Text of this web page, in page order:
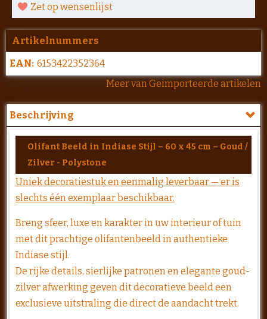
Zet op wensenlijst
Artikelnummers
EAN: 6153422352364
Meer van Geimporteerde artikelen
Beschrijving
Olifant Beeld in Indiase Stijl – 60 x 45 cm – Goud /
Zilver - Polystone
Uniek decoratiestuk en eenmalig leverbaar — er is
slechts één exemplaar beschikbaar.
Breng sfeer, luxe en karakter in uw interieur of tuin
met dit prachtige olifantenbeeld in authentieke
Indiase stijl.
De rijke details, sierlijke patronen en elegante goud-
zilver afwerking geven dit decoratieve beeld een
exclusieve uitstraling die direct de aandacht trekt.